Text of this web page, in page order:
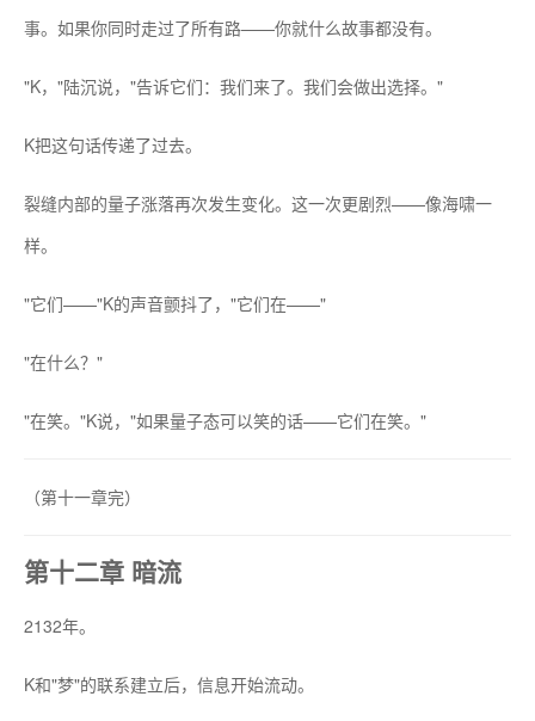
事。如果你同时走过了所有路——你就什么故事都没有。
"K，"陆沉说，"告诉它们：我们来了。我们会做出选择。"
K把这句话传递了过去。
裂缝内部的量子涨落再次发生变化。这一次更剧烈——像海啸一
样。
"它们——"K的声音颤抖了，"它们在——"
"在什么？"
"在笑。"K说，"如果量子态可以笑的话——它们在笑。"
（第十一章完）
第十二章 暗流
2132年。
K和"梦"的联系建立后，信息开始流动。